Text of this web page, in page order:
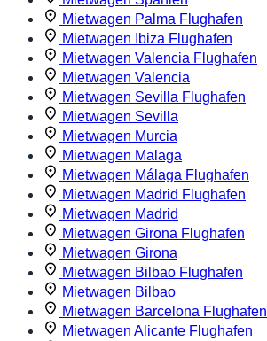
Mietwagen Palma Flughafen
Mietwagen Ibiza Flughafen
Mietwagen Valencia Flughafen
Mietwagen Valencia
Mietwagen Sevilla Flughafen
Mietwagen Sevilla
Mietwagen Murcia
Mietwagen Malaga
Mietwagen Málaga Flughafen
Mietwagen Madrid Flughafen
Mietwagen Madrid
Mietwagen Girona Flughafen
Mietwagen Girona
Mietwagen Bilbao Flughafen
Mietwagen Bilbao
Mietwagen Barcelona Flughafen
Mietwagen Alicante Flughafen